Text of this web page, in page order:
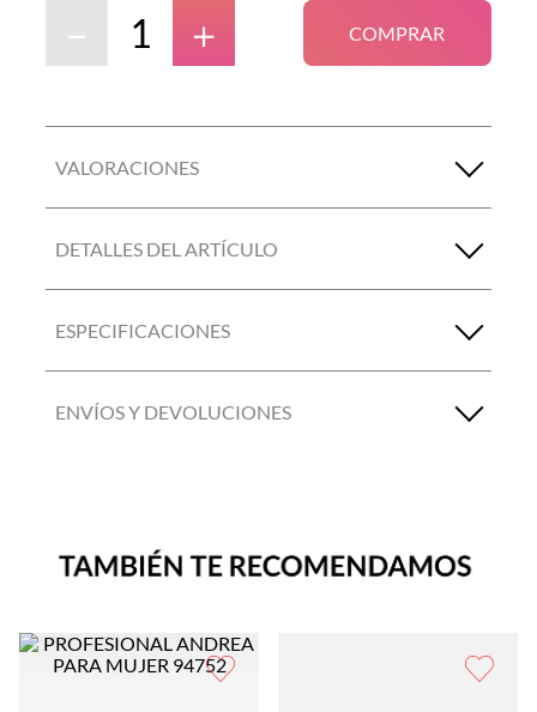
＋
－ COMPRAR
VALORACIONES
DETALLES DEL ARTÍCULO
ESPECIFICACIONES
ENVÍOS Y DEVOLUCIONES